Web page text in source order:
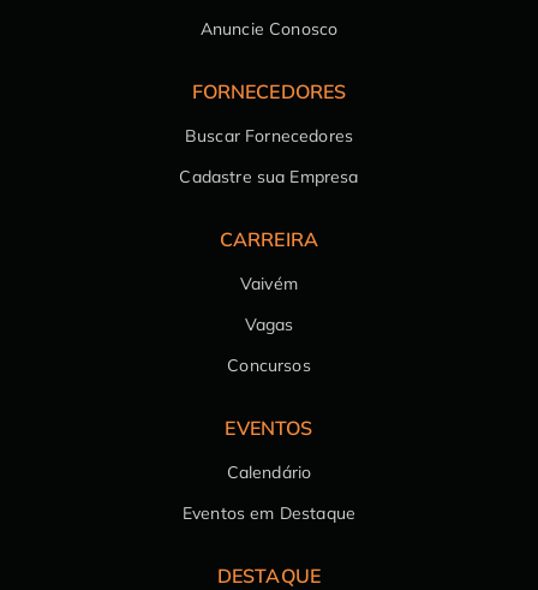
Anuncie Conosco
FORNECEDORES
Buscar Fornecedores
Cadastre sua Empresa
CARREIRA
Vaivém
Vagas
Concursos
EVENTOS
Calendário
Eventos em Destaque
DESTAQUE